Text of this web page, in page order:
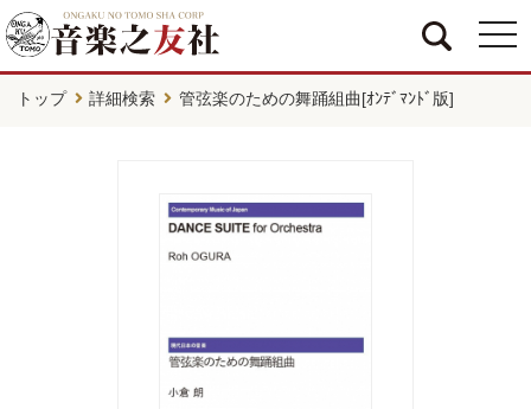
トップ 詳細検索 管弦楽のための舞踊組曲[ｵﾝﾃﾞﾏﾝﾄﾞ版]